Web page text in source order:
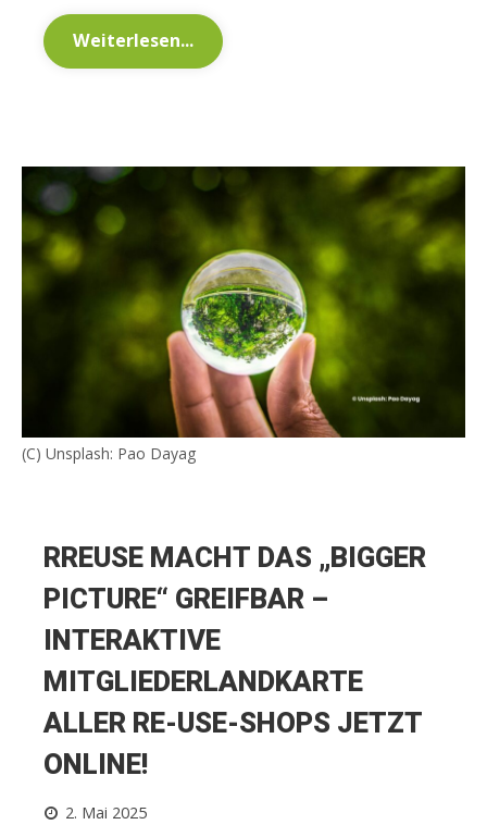
Weiterlesen...
(C) Unsplash: Pao Dayag
RREUSE MACHT DAS „BIGGER
PICTURE“ GREIFBAR –
INTERAKTIVE
MITGLIEDERLANDKARTE
ALLER RE-USE-SHOPS JETZT
ONLINE!
2. Mai 2025